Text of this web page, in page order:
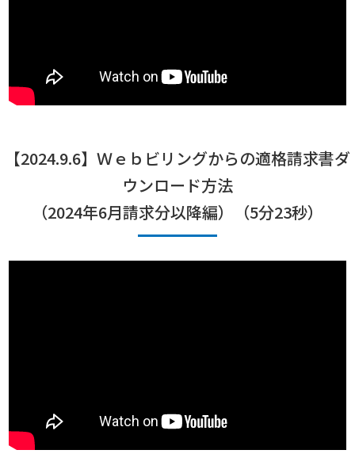
【2024.9.6】Ｗｅｂビリングからの適格請求書ダ
ウンロード方法
（2024年6月請求分以降編）（5分23秒）